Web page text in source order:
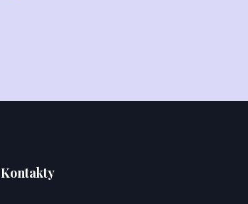
Kontakty